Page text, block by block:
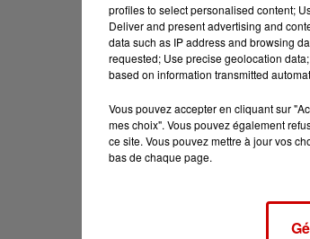
profiles to select personalised content;
Deliver and present advertising and
data such as IP address and browsing
requested; Use precise geolocation
based on information transmitted
Vous pouvez accepter en cliquant sur
mes choix". Vous pouvez également
ce site. Vous pouvez mettre à jour vos
bas de chaque page.